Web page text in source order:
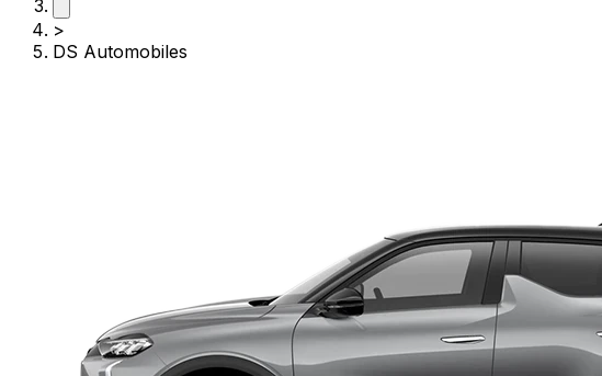
>
DS Automobiles